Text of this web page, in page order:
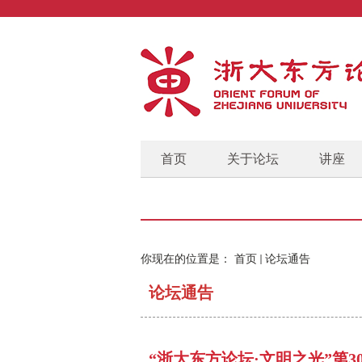
首页 关于论坛 讲座
你现在的位置是： 首页 论坛通告
论坛通告